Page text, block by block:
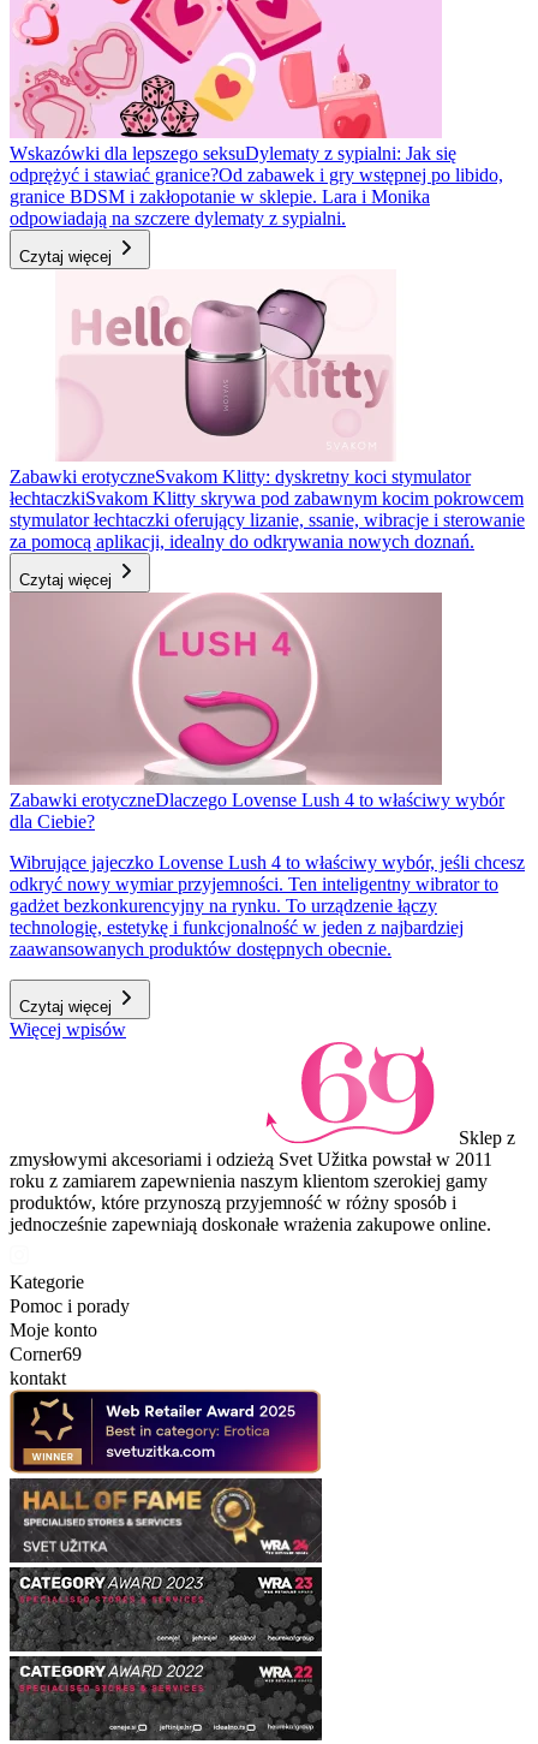
Wskazówki dla lepszego seksuDylematy z sypialni: Jak się
odprężyć i stawiać granice?Od zabawek i gry wstępnej po libido,
granice BDSM i zakłopotanie w sklepie. Lara i Monika
odpowiadają na szczere dylematy z sypialni.
Czytaj więcej
Zabawki erotyczneSvakom Klitty: dyskretny koci stymulator
łechtaczkiSvakom Klitty skrywa pod zabawnym kocim pokrowcem
stymulator łechtaczki oferujący lizanie, ssanie, wibracje i sterowanie
za pomocą aplikacji, idealny do odkrywania nowych doznań.
Czytaj więcej
Zabawki erotyczneDlaczego Lovense Lush 4 to właściwy wybór
dla Ciebie?
Wibrujące jajeczko Lovense Lush 4 to właściwy wybór, jeśli chcesz
odkryć nowy wymiar przyjemności. Ten inteligentny wibrator to
gadżet bezkonkurencyjny na rynku. To urządzenie łączy
technologię, estetykę i funkcjonalność w jeden z najbardziej
zaawansowanych produktów dostępnych obecnie.
Czytaj więcej
Więcej wpisów
Sklep z
zmysłowymi akcesoriami i odzieżą Svet Užitka powstał w 2011
roku z zamiarem zapewnienia naszym klientom szerokiej gamy
produktów, które przynoszą przyjemność w różny sposób i
jednocześnie zapewniają doskonałe wrażenia zakupowe online.
Kategorie
Pomoc i porady
Moje konto
Corner69
kontakt